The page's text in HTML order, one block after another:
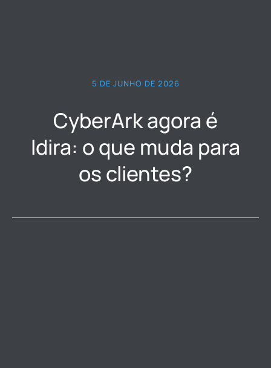
5 DE JUNHO DE 2026
CyberArk agora é
Idira: o que muda para
os clientes?